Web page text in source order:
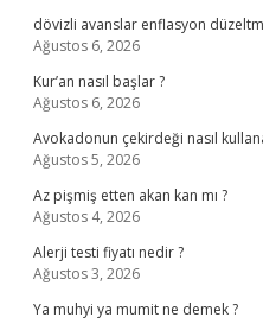
dövizli avanslar enflasyon
Ağustos 6, 2026
Kur’an nasıl başlar ?
Ağustos 6, 2026
Avokadonun çekirdeği nasıl
Ağustos 5, 2026
Az pişmiş etten akan kan mı ?
Ağustos 4, 2026
Alerji testi fiyatı nedir ?
Ağustos 3, 2026
Ya muhyi ya mumit ne demek ?